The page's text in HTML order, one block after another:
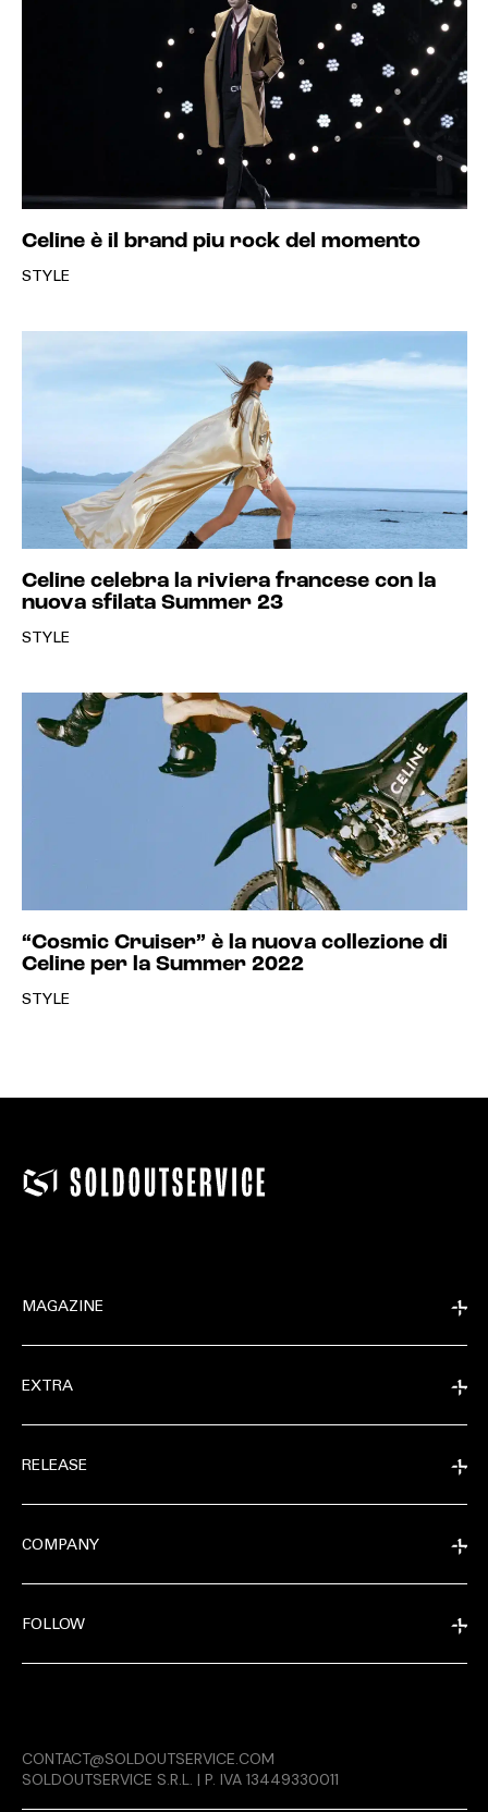
RELEASE
Celine è il brand piu rock del momento
STYLE
Celine celebra la riviera francese con la
nuova sfilata Summer 23
STYLE
“Cosmic Cruiser” è la nuova collezione di
Celine per la Summer 2022
STYLE
MAGAZINE
EXTRA
RELEASE
COMPANY
FOLLOW
CONTACT@SOLDOUTSERVICE.COM
SOLDOUTSERVICE S.R.L. | P. IVA 13449330011